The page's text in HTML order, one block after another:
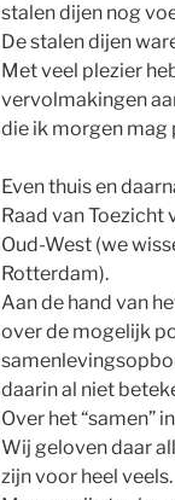
stalen dijen nog
De stalen dijen
Met veel plezier
vervolmakingen
die ik morgen mag
Even thuis en
Raad van
Oud-West (we
Rotterdam).
Aan de hand van
over de mogelijk
daarin al niet
Over het “samen”
Wij geloven daar
zijn voor heel veels.